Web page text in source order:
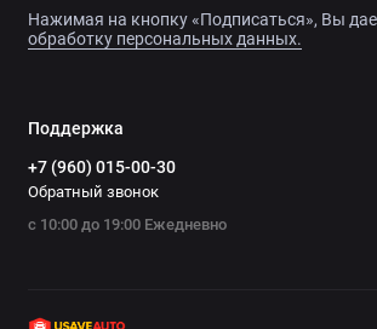
Citroen
Datsun
Dodge
Dongfeng
Нажимая на кнопку «Подписаться», Вы
обработку персональных данных.
Поддержка
+7 (960) 015-00-30
Обратный звонок
с 10:00 до 19:00 Ежедневно